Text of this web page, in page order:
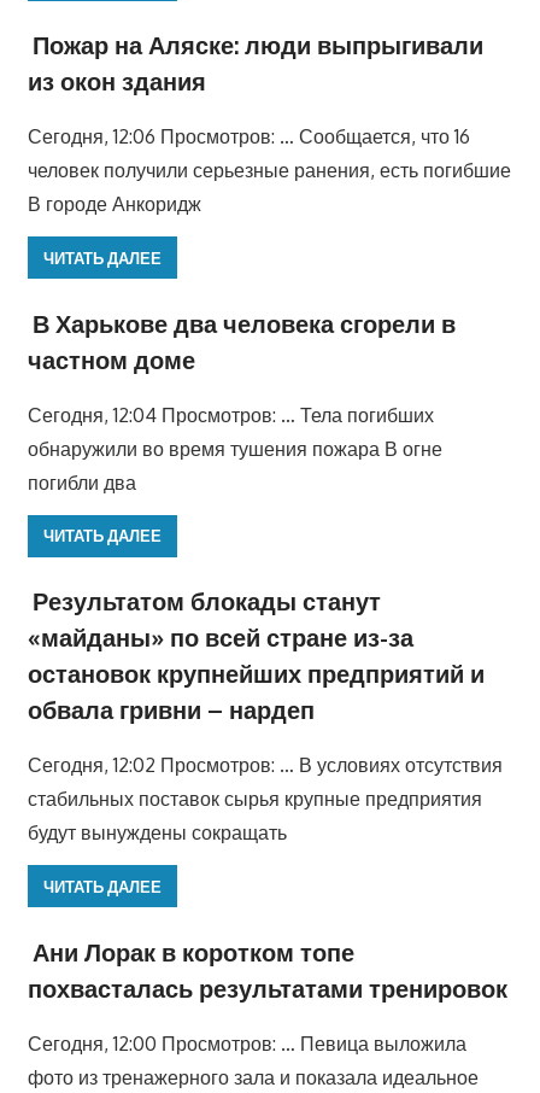
Пожар на Аляске: люди выпрыгивали
из окон здания
Сегодня, 12:06 Просмотров: … Сообщается, что 16
человек получили серьезные ранения, есть погибшие
В городе Анкоридж
ЧИТАТЬ ДАЛЕЕ
В Харькове два человека сгорели в
частном доме
Сегодня, 12:04 Просмотров: … Тела погибших
обнаружили во время тушения пожара В огне
погибли два
ЧИТАТЬ ДАЛЕЕ
Результатом блокады станут
«майданы» по всей стране из-за
остановок крупнейших предприятий и
обвала гривни – нардеп
Сегодня, 12:02 Просмотров: … В условиях отсутствия
стабильных поставок сырья крупные предприятия
будут вынуждены сокращать
ЧИТАТЬ ДАЛЕЕ
Ани Лорак в коротком топе
похвасталась результатами тренировок
Сегодня, 12:00 Просмотров: … Певица выложила
фото из тренажерного зала и показала идеальное